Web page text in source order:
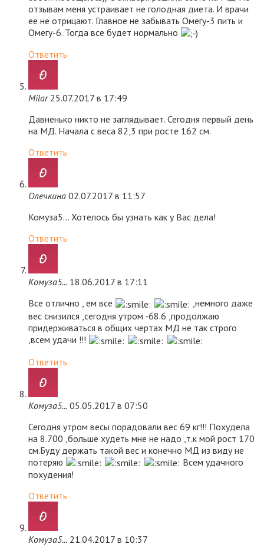
отзывам меня устраивает не голодная диета. И врачи
ее не отрицают. Главное не забывать Омегу-3 пить и
Омегу-6. Тогда все будет нормально
Ответить
Milar 25.07.2017 в 17:49
Давненько никто не заглядывает. Сегодня первый день
на МД. Начала с веса 82,3 при росте 162 см.
Ответить
Олечкина 02.07.2017 в 11:57
Комуза5… Хотелось бы узнать как у Вас дела!
Ответить
Комуза5... 18.06.2017 в 17:11
Все отлично , ем все
,немного даже
вес снизился ,сегодня утром -68.6 ,продолжаю
придерживаться в общих чертах МД не так строго
,всем удачи !!!
Ответить
Комуза5... 05.05.2017 в 07:50
Сегодня утром весы порадовали вес 69 кг!!! Похудела
на 8.700 ,больше худеть мне не надо ,т.к мой рост 170
см.Буду держать такой вес и конечно МД из виду не
потеряю
Всем удачного
похудения!
Ответить
Комуза5... 21.04.2017 в 10:37